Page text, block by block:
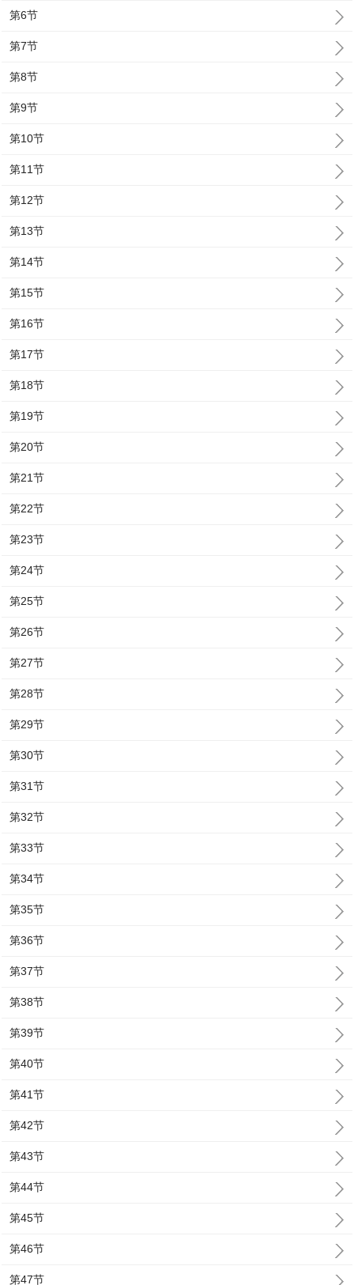
第6节
第7节
第8节
第9节
第10节
第11节
第12节
第13节
第14节
第15节
第16节
第17节
第18节
第19节
第20节
第21节
第22节
第23节
第24节
第25节
第26节
第27节
第28节
第29节
第30节
第31节
第32节
第33节
第34节
第35节
第36节
第37节
第38节
第39节
第40节
第41节
第42节
第43节
第44节
第45节
第46节
第47节